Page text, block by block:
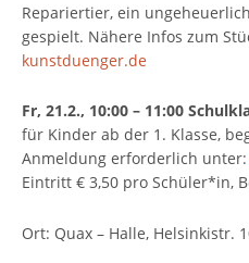
Repariertier, ein
gespielt. Nähere Infos zum
kunstduenger.de
Fr, 21.2., 10:00 – 11:00
für Kinder ab der 1. Klasse,
Anmeldung erforderlich unter:
Eintritt € 3,50 pro Schüler*in,
Ort: Quax – Halle, Helsinkistr.